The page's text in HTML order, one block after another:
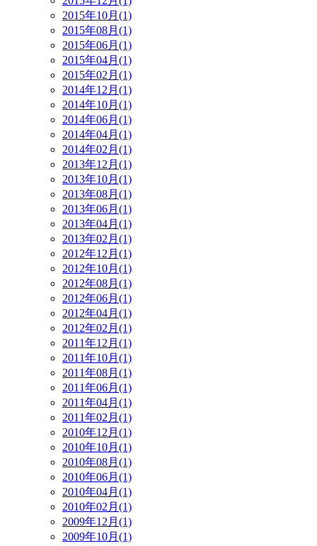
2015年10月(1)
2015年08月(1)
2015年06月(1)
2015年04月(1)
2015年02月(1)
2014年12月(1)
2014年10月(1)
2014年06月(1)
2014年04月(1)
2014年02月(1)
2013年12月(1)
2013年10月(1)
2013年08月(1)
2013年06月(1)
2013年04月(1)
2013年02月(1)
2012年12月(1)
2012年10月(1)
2012年08月(1)
2012年06月(1)
2012年04月(1)
2012年02月(1)
2011年12月(1)
2011年10月(1)
2011年08月(1)
2011年06月(1)
2011年04月(1)
2011年02月(1)
2010年12月(1)
2010年10月(1)
2010年08月(1)
2010年06月(1)
2010年04月(1)
2010年02月(1)
2009年12月(1)
2009年10月(1)